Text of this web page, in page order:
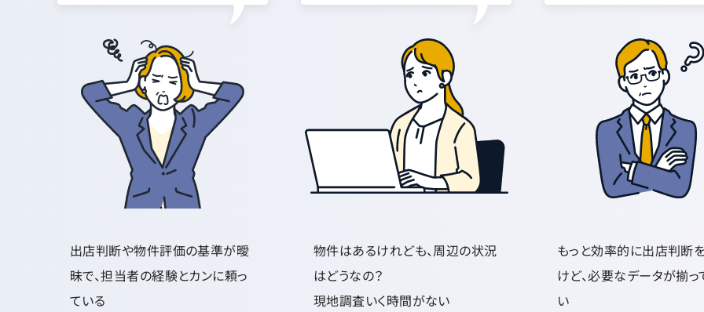
出店判断や物件評価の基準が曖
昧で、担当者の経験とカンに頼っ
ている
物件はあるけれども、周辺の状況
はどうなの？
現地調査いく時間がない
もっと効率的に出店判断
けど、必要なデータが揃
い